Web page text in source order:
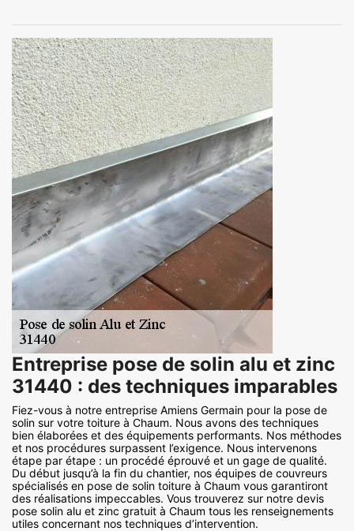
Entreprise pose de solin alu et zinc
31440 : des techniques imparables
Fiez-vous à notre entreprise Amiens Germain pour la pose de
solin sur votre toiture à Chaum. Nous avons des techniques
bien élaborées et des équipements performants. Nos méthodes
et nos procédures surpassent l’exigence. Nous intervenons
étape par étape : un procédé éprouvé et un gage de qualité.
Du début jusqu’à la fin du chantier, nos équipes de couvreurs
spécialisés en pose de solin toiture à Chaum vous garantiront
des réalisations impeccables. Vous trouverez sur notre devis
pose solin alu et zinc gratuit à Chaum tous les renseignements
utiles concernant nos techniques d’intervention.